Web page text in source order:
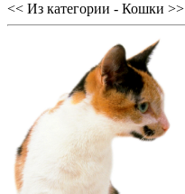
<< Из категории - Кошки >>